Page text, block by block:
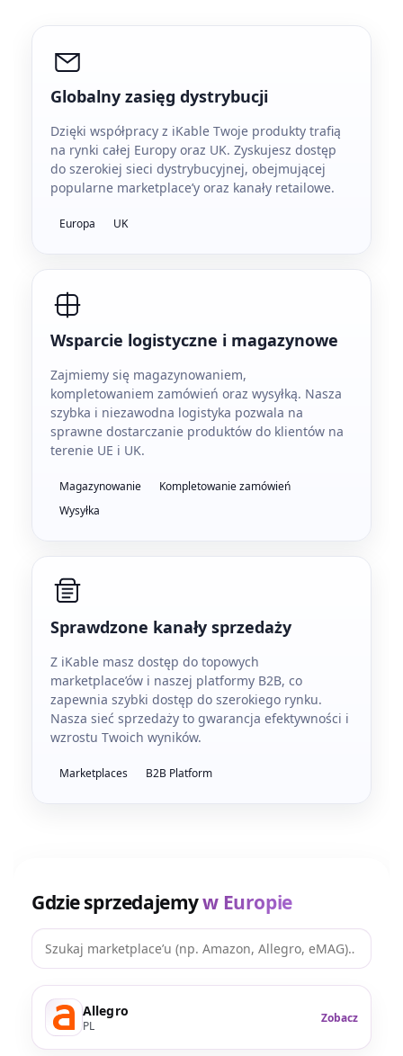
Globalny zasięg dystrybucji
Dzięki współpracy z iKable Twoje produkty trafią
na rynki całej Europy oraz UK. Zyskujesz dostęp
do szerokiej sieci dystrybucyjnej, obejmującej
popularne marketplace’y oraz kanały retailowe.
Europa UK
Wsparcie logistyczne i magazynowe
Zajmiemy się magazynowaniem,
kompletowaniem zamówień oraz wysyłką. Nasza
szybka i niezawodna logistyka pozwala na
sprawne dostarczanie produktów do klientów na
terenie UE i UK.
Magazynowanie
Kompletowanie zamówień
Wysyłka
Sprawdzone kanały sprzedaży
Z iKable masz dostęp do topowych
marketplace’ów i naszej platformy B2B, co
zapewnia szybki dostęp do szerokiego rynku.
Nasza sieć sprzedaży to gwarancja efektywności i
wzrostu Twoich wyników.
Marketplaces B2B Platform
Gdzie sprzedajemyw Europie
Allegro
PL
Zobacz